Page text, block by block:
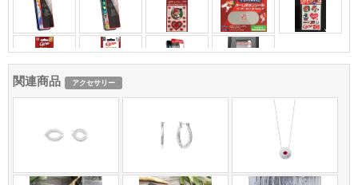
関連商品 アクセサリー